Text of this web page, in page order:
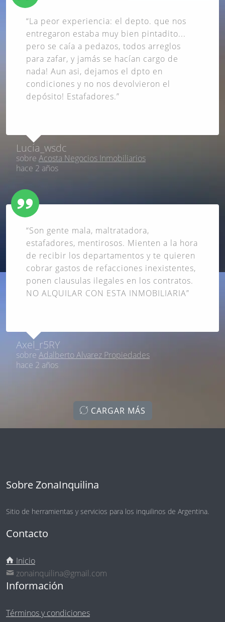
“La peor experiencia: el depto. que nos
entregaron estaba muy bien pintadito...
pero se caía a pedazos, todos arreglos
para zafar, y jamás se hacían cargo de
nada! Aun asi, dejamos el dpto en
condiciones y no nos devolvieron el
depósito! Estafadores.”
Lucía_wsdc
sobre Acosta Negocios Inmobiliarios
hace 2 años
“Son gente mala, maltratadora,
estafadores, mentirosos. Mienten a la hora
de recibir los departamentos y te quieren
cobrar gastos de refacciones inexistentes,
ponen clausulas ilegales en los contratos.
NO ALQUILAR CON ESTA INMOBILIARIA”
Axel_r5RY
sobre Adalberto Alvarez Propiedades
hace 2 años
CARGAR MÁS
Sobre ZonaInquilina
Sitio de herramientas y servicios para los inquilinos de Argentina.
Contacto
Inicio
zonainquilina@gmail.com
Información
Términos y condiciones